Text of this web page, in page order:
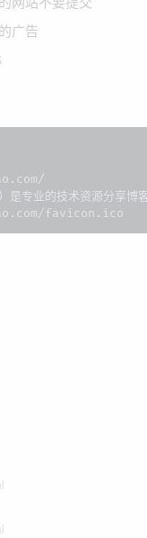
广告
专业的技术资源分享博
favicon.ico